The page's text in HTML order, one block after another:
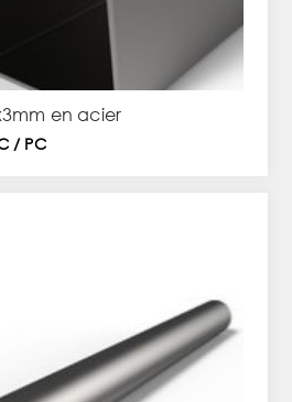
en acier
/ PC